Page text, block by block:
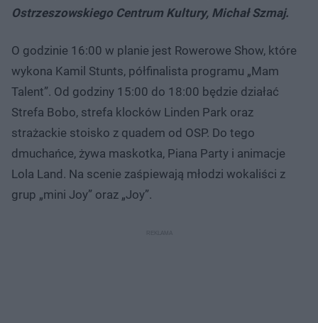
Ostrzeszowskiego Centrum Kultury, Michał Szmaj.
O godzinie 16:00 w planie jest Rowerowe Show, które
wykona Kamil Stunts, półfinalista programu „Mam
Talent”. Od godziny 15:00 do 18:00 będzie działać
Strefa Bobo, strefa klocków Linden Park oraz
strażackie stoisko z quadem od OSP. Do tego
dmuchańce, żywa maskotka, Piana Party i animacje
Lola Land. Na scenie zaśpiewają młodzi wokaliści z
grup „mini Joy” oraz „Joy”.